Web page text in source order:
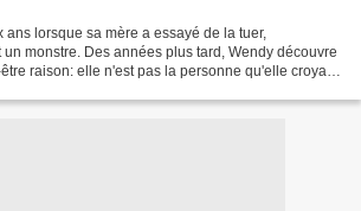
lorsque sa mère a essayé de la tuer,
monstre. Des années plus tard, Wendy découvre
raison: elle n'est pas la personne qu'elle croyait